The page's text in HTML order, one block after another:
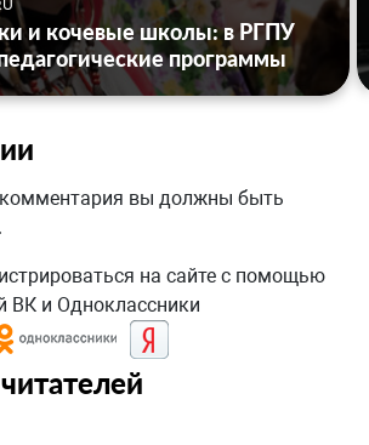
и кочевые школы: в РГПУ
программы
вы должны быть
.
на сайте с помощью
ВК и Одноклассники